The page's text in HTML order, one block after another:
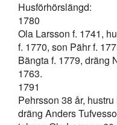
Husförhörslängd:
1780
Ola Larsson f. 1741,
f. 1770, son Pähr f.
Bängta f. 1779, dräng
1763.
1791
Pehrsson 38 år,
dräng Anders